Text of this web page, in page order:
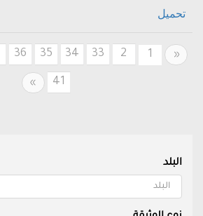
تحميل
«
Previous
1
2
33
34
35
36
41
»
Next
البلد